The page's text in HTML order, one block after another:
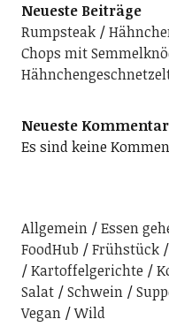
Neueste Beiträge
Rumpsteak
Chops mit
Neueste
Es sind keine
Allgemein Essen
FoodHub
Frühstück
Kartoffelgerichte
Salat
Schwein
Vegan
Wild